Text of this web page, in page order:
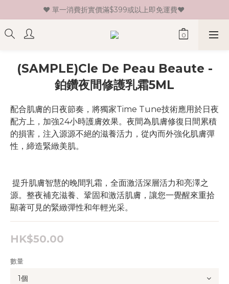
♥ 新會員登記即送HK$30 現金卷♥
♥ 單一消費折實價滿$399或以上即免運費♥
♥ 新會員登記即送HK$30 現金卷♥
(SAMPLE)Cle De Peau Beaute -
鉑鑽夜間修護乳霜5ML
配合肌膚的日夜節奏，將獨家Time Tune技術應用於日夜
配方上，加強24小時護膚效果。夜間為肌膚修復日間累積
的損害，注入源源不絕的滋養活力，從內而外強化肌膚彈
性，締造緊緻美肌。
源。整夜補充滋養、鞏固和激活肌膚，讓您一覺醒來重拾
顯著可見的緊緻彈性和年輕光采。
HK$50.00
數量